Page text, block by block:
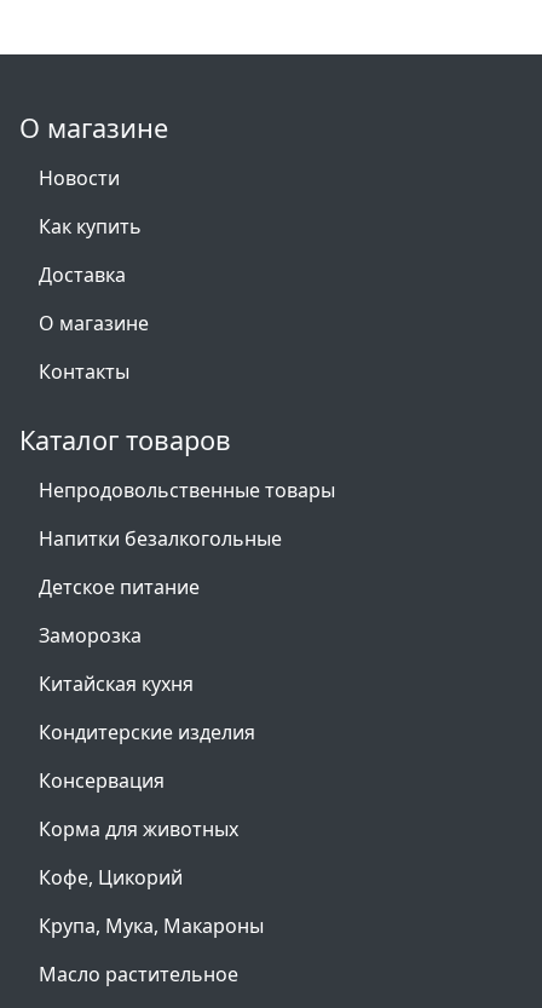
О магазине
Новости
Как купить
Доставка
О магазине
Контакты
Каталог товаров
Непродовольственные товары
Напитки безалкогольные
Детское питание
Заморозка
Китайская кухня
Кондитерские изделия
Консервация
Корма для животных
Кофе, Цикорий
Крупа, Мука, Макароны
Масло растительное